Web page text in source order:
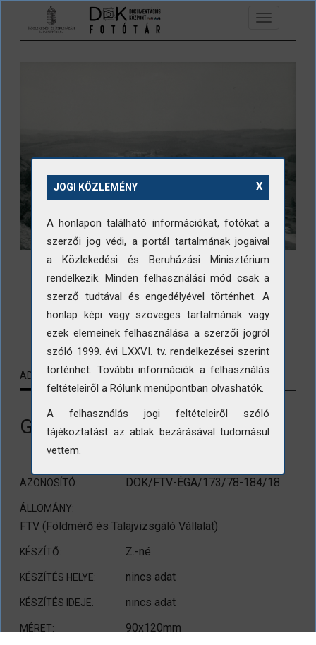
Ugrás a tartalomra
Toggle
navigation
LETÖLTÉS
ADATLAP KAPCSOLÓDÓ TARTALMAK
Ganz-Mávag
AZONOSÍTÓ: DOK/FTV-ÉGA/173/78-184/18
ÁLLOMÁNY:
FTV (Földmérő és Talajvizsgáló Vállalat)
KÉSZÍTŐ: Z.-né
KÉSZÍTÉS HELYE: nincs adat
KÉSZÍTÉS IDEJE: nincs adat
MÉRET: 90x120mm
X
JOGI KÖZLEMÉNY
A honlapon található információkat, fotókat a
szerzői jog védi, a portál tartalmának jogaival
a Közlekedési és Beruházási Minisztérium
rendelkezik. Minden felhasználási mód csak a
szerző tudtával és engedélyével történhet. A
honlap képi vagy szöveges tartalmának vagy
ezek elemeinek felhasználása a szerzői jogról
szóló 1999. évi LXXVI. tv. rendelkezései szerint
történhet. További információk a felhasználás
feltételeiről a Rólunk menüpontban olvashatók.
A felhasználás jogi feltételeiről szóló
tájékoztatást az ablak bezárásával tudomásul
vettem.